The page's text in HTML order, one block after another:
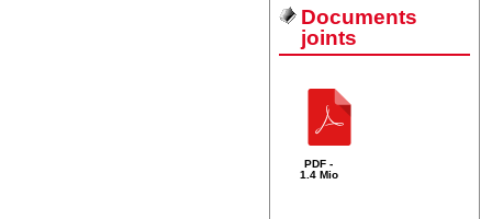
Documents
joints
PDF -
1.4 Mio